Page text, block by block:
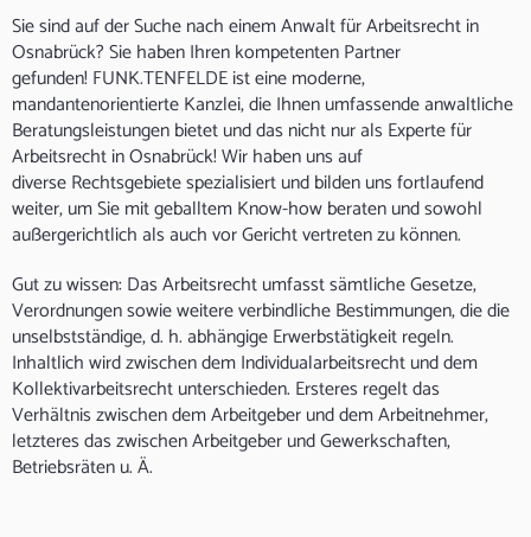
Sie sind auf der Suche nach einem Anwalt für Arbeitsrecht in
Osnabrück? Sie haben Ihren kompetenten Partner
gefunden! FUNK.TENFELDE ist eine moderne,
mandantenorientierte Kanzlei, die Ihnen umfassende anwaltliche
Beratungsleistungen bietet und das nicht nur als Experte für
Arbeitsrecht in Osnabrück! Wir haben uns auf
diverse Rechtsgebiete spezialisiert und bilden uns fortlaufend
weiter, um Sie mit geballtem Know-how beraten und sowohl
außergerichtlich als auch vor Gericht vertreten zu können.
Gut zu wissen: Das Arbeitsrecht umfasst sämtliche Gesetze,
Verordnungen sowie weitere verbindliche Bestimmungen, die die
unselbstständige, d. h. abhängige Erwerbstätigkeit regeln.
Inhaltlich wird zwischen dem Individualarbeitsrecht und dem
Kollektivarbeitsrecht unterschieden. Ersteres regelt das
Verhältnis zwischen dem Arbeitgeber und dem Arbeitnehmer,
letzteres das zwischen Arbeitgeber und Gewerkschaften,
Betriebsräten u. Ä.